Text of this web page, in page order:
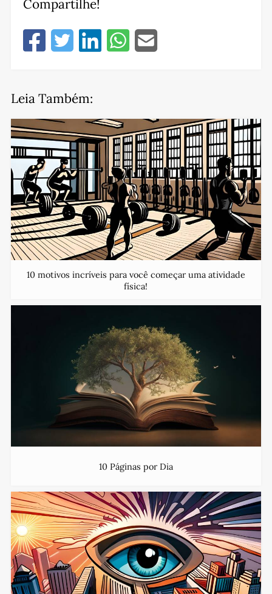
Compartilhe!
Leia Também:
10 motivos incríveis para você começar uma atividade
física!
10 Páginas por Dia